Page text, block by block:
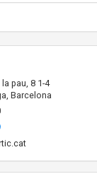
pau, 8 1-4
, Barcelona